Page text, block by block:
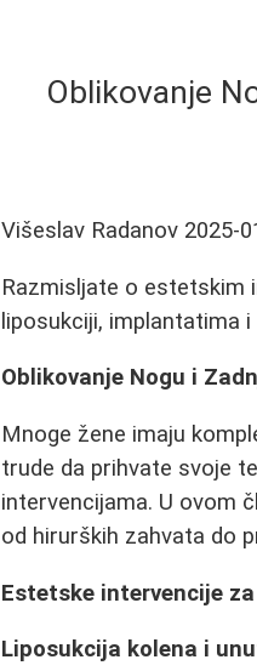
Oblikovanje
Višeslav Radanov 2025-
Razmisljate o estetskim
liposukciji, implantatima
Oblikovanje Nogu i
Mnoge žene imaju
trude da prihvate svoje
intervencijama. U ovom
od hirurških zahvata do
Estetske intervencije
Liposukcija kolena i